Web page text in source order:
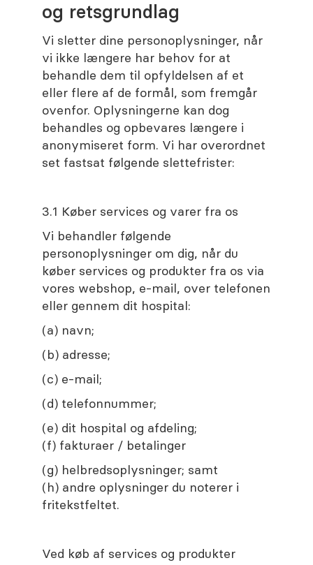
og retsgrundlag
Vi sletter dine personoplysninger, når
vi ikke længere har behov for at
behandle dem til opfyldelsen af et
eller flere af de formål, som fremgår
ovenfor. Oplysningerne kan dog
behandles og opbevares længere i
anonymiseret form. Vi har overordnet
set fastsat følgende slettefrister:
3.1 Køber services og varer fra os
Vi behandler følgende
personoplysninger om dig, når du
køber services og produkter fra os via
vores webshop, e-mail, over telefonen
eller gennem dit hospital:
(a) navn;
(b) adresse;
(c) e-mail;
(d) telefonnummer;
(e) dit hospital og afdeling;
(f) fakturaer / betalinger
(g) helbredsoplysninger; samt
(h) andre oplysninger du noterer i
fritekstfeltet.
Ved køb af services og produkter